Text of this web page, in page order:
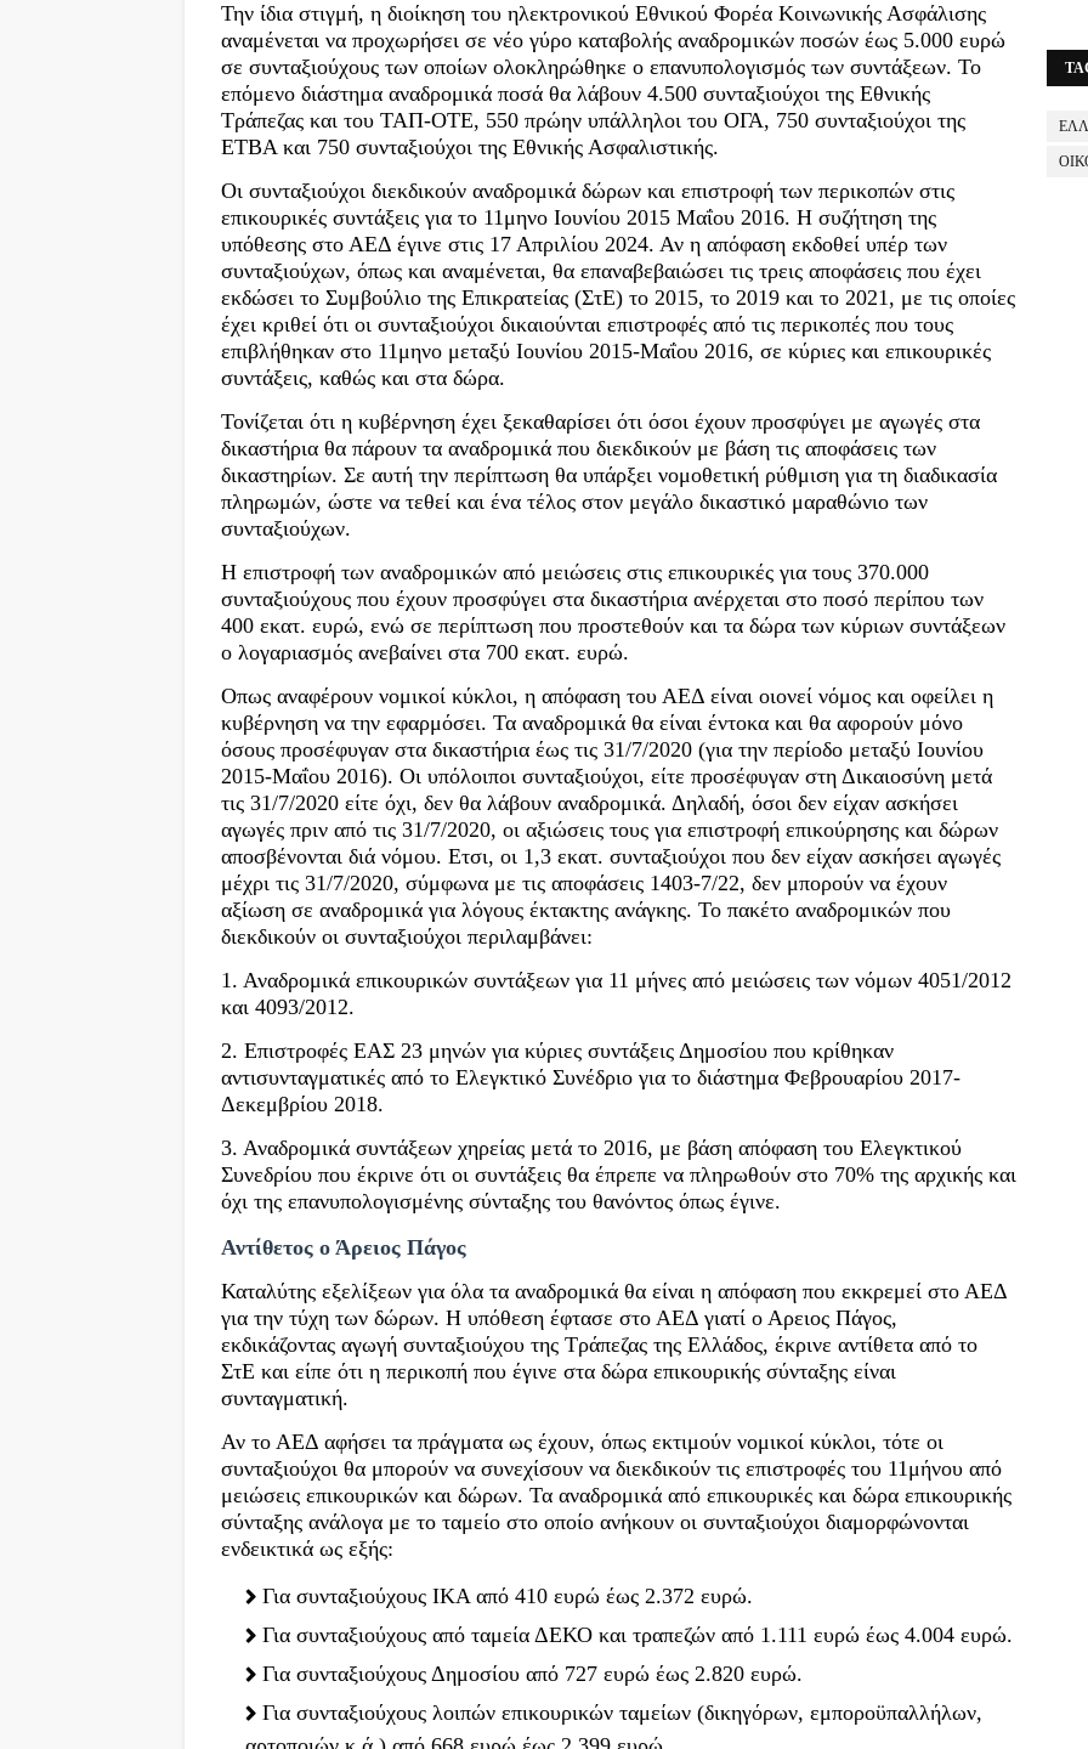
Την ίδια στιγμή, η διοίκηση του ηλεκτρονικού Εθνικού Φορέα Κοινωνικής Ασφάλισης
αναμένεται να προχωρήσει σε νέο γύρο καταβολής αναδρομικών ποσών έως 5.000 ευρώ
σε συνταξιούχους των οποίων ολοκληρώθηκε ο επανυπολογισμός των συντάξεων. Το
επόμενο διάστημα αναδρομικά ποσά θα λάβουν 4.500 συνταξιούχοι της Εθνικής
Τράπεζας και του ΤΑΠ-ΟΤΕ, 550 πρώην υπάλληλοι του ΟΓΑ, 750 συνταξιούχοι της
ΕΤΒΑ και 750 συνταξιούχοι της Εθνικής Ασφαλιστικής.
Οι συνταξιούχοι διεκδικούν αναδρομικά δώρων και επιστροφή των περικοπών στις
επικουρικές συντάξεις για το 11μηνο Ιουνίου 2015 Μαΐου 2016. Η συζήτηση της
υπόθεσης στο ΑΕΔ έγινε στις 17 Απριλίου 2024. Αν η απόφαση εκδοθεί υπέρ των
συνταξιούχων, όπως και αναμένεται, θα επαναβεβαιώσει τις τρεις αποφάσεις που έχει
εκδώσει το Συμβούλιο της Επικρατείας (ΣτΕ) το 2015, το 2019 και το 2021, με τις οποίες
έχει κριθεί ότι οι συνταξιούχοι δικαιούνται επιστροφές από τις περικοπές που τους
επιβλήθηκαν στο 11μηνο μεταξύ Ιουνίου 2015-Μαΐου 2016, σε κύριες και επικουρικές
συντάξεις, καθώς και στα δώρα.
Τονίζεται ότι η κυβέρνηση έχει ξεκαθαρίσει ότι όσοι έχουν προσφύγει με αγωγές στα
δικαστήρια θα πάρουν τα αναδρομικά που διεκδικούν με βάση τις αποφάσεις των
δικαστηρίων. Σε αυτή την περίπτωση θα υπάρξει νομοθετική ρύθμιση για τη διαδικασία
πληρωμών, ώστε να τεθεί και ένα τέλος στον μεγάλο δικαστικό μαραθώνιο των
συνταξιούχων.
Η επιστροφή των αναδρομικών από μειώσεις στις επικουρικές για τους 370.000
συνταξιούχους που έχουν προσφύγει στα δικαστήρια ανέρχεται στο ποσό περίπου των
400 εκατ. ευρώ, ενώ σε περίπτωση που προστεθούν και τα δώρα των κύριων συντάξεων
ο λογαριασμός ανεβαίνει στα 700 εκατ. ευρώ.
Οπως αναφέρουν νομικοί κύκλοι, η απόφαση του ΑΕΔ είναι οιονεί νόμος και οφείλει η
κυβέρνηση να την εφαρμόσει. Τα αναδρομικά θα είναι έντοκα και θα αφορούν μόνο
όσους προσέφυγαν στα δικαστήρια έως τις 31/7/2020 (για την περίοδο μεταξύ Ιουνίου
2015-Μαΐου 2016). Οι υπόλοιποι συνταξιούχοι, είτε προσέφυγαν στη Δικαιοσύνη μετά
τις 31/7/2020 είτε όχι, δεν θα λάβουν αναδρομικά. Δηλαδή, όσοι δεν είχαν ασκήσει
αγωγές πριν από τις 31/7/2020, οι αξιώσεις τους για επιστροφή επικούρησης και δώρων
αποσβένονται διά νόμου. Ετσι, οι 1,3 εκατ. συνταξιούχοι που δεν είχαν ασκήσει αγωγές
μέχρι τις 31/7/2020, σύμφωνα με τις αποφάσεις 1403-7/22, δεν μπορούν να έχουν
αξίωση σε αναδρομικά για λόγους έκτακτης ανάγκης. Το πακέτο αναδρομικών που
διεκδικούν οι συνταξιούχοι περιλαμβάνει:
1. Αναδρομικά επικουρικών συντάξεων για 11 μήνες από μειώσεις των νόμων 4051/2012
και 4093/2012.
2. Επιστροφές ΕΑΣ 23 μηνών για κύριες συντάξεις Δημοσίου που κρίθηκαν
αντισυνταγματικές από το Ελεγκτικό Συνέδριο για το διάστημα Φεβρουαρίου 2017-
Δεκεμβρίου 2018.
3. Αναδρομικά συντάξεων χηρείας μετά το 2016, με βάση απόφαση του Ελεγκτικού
Συνεδρίου που έκρινε ότι οι συντάξεις θα έπρεπε να πληρωθούν στο 70% της αρχικής και
όχι της επανυπολογισμένης σύνταξης του θανόντος όπως έγινε.
Αντίθετος ο Άρειος Πάγος
Καταλύτης εξελίξεων για όλα τα αναδρομικά θα είναι η απόφαση που εκκρεμεί στο ΑΕΔ
για την τύχη των δώρων. Η υπόθεση έφτασε στο ΑΕΔ γιατί ο Αρειος Πάγος,
εκδικάζοντας αγωγή συνταξιούχου της Τράπεζας της Ελλάδος, έκρινε αντίθετα από το
ΣτΕ και είπε ότι η περικοπή που έγινε στα δώρα επικουρικής σύνταξης είναι
συνταγματική.
Αν το ΑΕΔ αφήσει τα πράγματα ως έχουν, όπως εκτιμούν νομικοί κύκλοι, τότε οι
συνταξιούχοι θα μπορούν να συνεχίσουν να διεκδικούν τις επιστροφές του 11μήνου από
μειώσεις επικουρικών και δώρων. Τα αναδρομικά από επικουρικές και δώρα επικουρικής
σύνταξης ανάλογα με το ταμείο στο οποίο ανήκουν οι συνταξιούχοι διαμορφώνονται
ενδεικτικά ως εξής:
Για συνταξιούχους ΙΚΑ από 410 ευρώ έως 2.372 ευρώ.
Για συνταξιούχους από ταμεία ΔΕΚΟ και τραπεζών από 1.111 ευρώ έως 4.004 ευρώ.
Για συνταξιούχους Δημοσίου από 727 ευρώ έως 2.820 ευρώ.
Για συνταξιούχους λοιπών επικουρικών ταμείων (δικηγόρων, εμποροϋπαλλήλων,